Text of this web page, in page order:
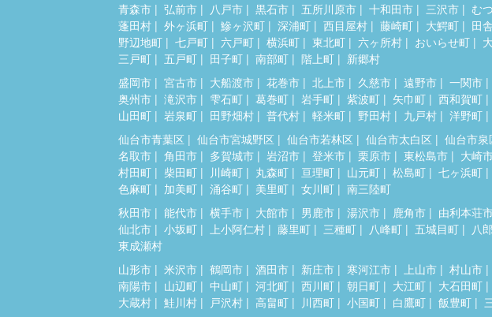
青森市 弘前市 八戸市 黒石市 五所川原市 十和田市 三沢市
む
蓬田村
外ヶ浜町 鰺ヶ沢町 深浦町 西目屋村 藤崎町 大鰐町
田
野辺地町
七戸町 六戸町 横浜町 東北町 六ヶ所村 おいらせ町
三戸町
五戸町 田子町 南部町 階上町 新郷村
盛岡市 宮古市 大船渡市 花巻市 北上市 久慈市 遠野市
一関市
奥州市
滝沢市 雫石町 葛巻町 岩手町 紫波町 矢巾町
西和賀町
山田町
岩泉町 田野畑村 普代村 軽米町 野田村 九戸村 洋野町
仙台市青葉区 仙台市宮城野区 仙台市若林区 仙台市太白区
仙台市泉
名取市
角田市 多賀城市 岩沼市 登米市 栗原市 東松島市
大崎
村田町
柴田町 川崎町 丸森町 亘理町 山元町 松島町
七ヶ浜町
色麻町
加美町 涌谷町 美里町 女川町 南三陸町
秋田市 能代市 横手市 大館市 男鹿市 湯沢市 鹿角市
由利本荘
仙北市
小坂町 上小阿仁村 藤里町 三種町 八峰町 五城目町
八
東成瀬村
山形市 米沢市 鶴岡市 酒田市 新庄市 寒河江市 上山市
村山市
南陽市
山辺町 中山町 河北町 西川町 朝日町 大江町
大石田町
大蔵村
鮭川村 戸沢村 高畠町 川西町 小国町 白鷹町 飯豊町